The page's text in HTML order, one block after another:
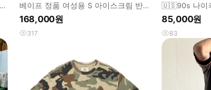
베이프 정품 여성용 S 아이스크림 반
팔티
168,000원
317
🇺🇸90s 나이
85,000원
83